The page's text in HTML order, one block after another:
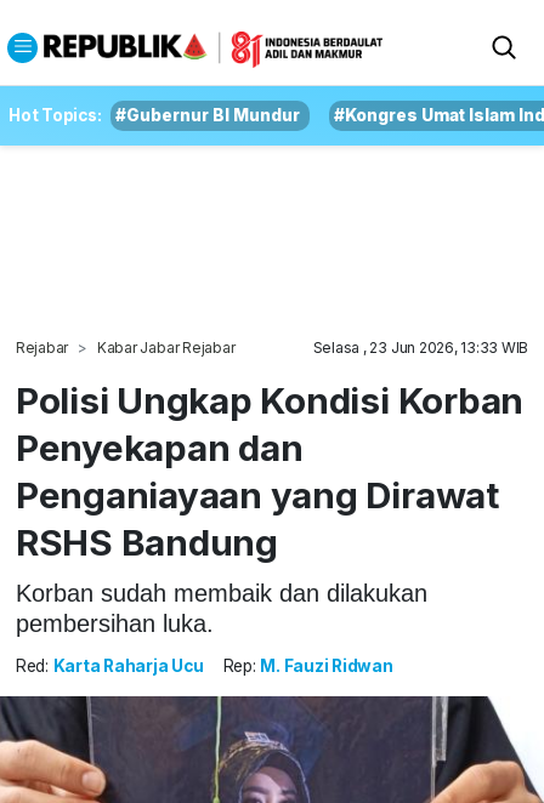
Hot Topics: #Gubernur BI Mundur #Kongres Umat Islam
Rejabar Kabar Jabar Rejabar Selasa , 23 Jun 2026, 13:33 WIB
Polisi Ungkap Kondisi Korban
Penyekapan dan
Penganiayaan yang Dirawat
RSHS Bandung
Korban sudah membaik dan dilakukan
pembersihan luka.
Red: Karta Raharja Ucu Rep: M. Fauzi Ridwan